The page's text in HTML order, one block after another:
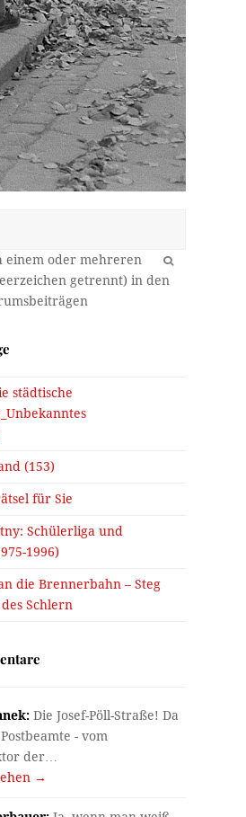
OK
städtische
(153)
für Sie
Schülerliga und
1996)
die Brennerbahn – Steg
Schlern
Die Josef-Pöll-Straße! Da
- vom
der…
→